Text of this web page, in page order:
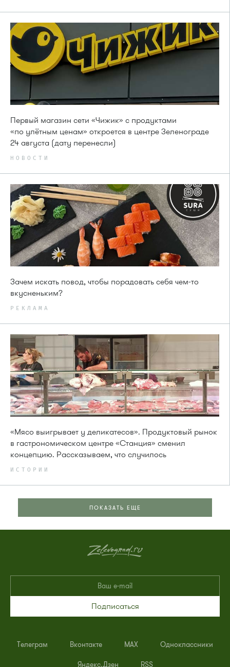
Первый магазин сети «Чижик» с продуктами
«по улётным ценам» откроется в центре Зеленограде
24 августа (дату перенесли)
НОВОСТИ
Зачем искать повод, чтобы порадовать себя чем-то
вкусненьким?
РЕКЛАМА
«Мясо выигрывает у деликатесов». Продуктовый рынок
в гастрономическом центре «Станция» сменил
концепцию. Рассказываем, что случилось
ИСТОРИИ
ПОКАЗАТЬ ЕЩЕ
Подписаться
Телеграм Вконтакте MAX Одноклассники
Яндекс.Дзен RSS